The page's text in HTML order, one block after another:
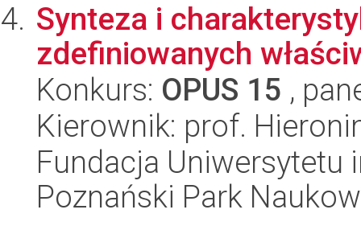
Synteza i
zdefiniowanych
Konkurs: OPUS 15 ,
Kierownik: prof.
Fundacja Uniwersytetu
Poznański Park